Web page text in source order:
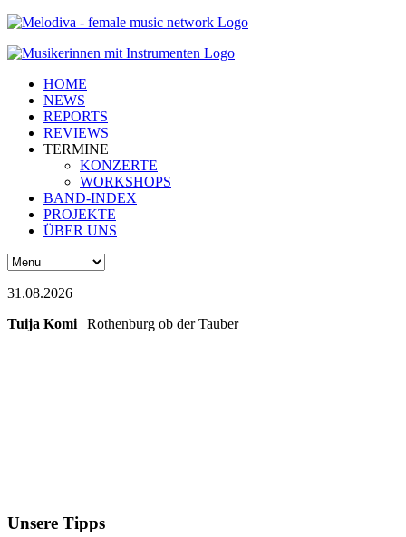
HOME
NEWS
REPORTS
REVIEWS
TERMINE
KONZERTE
WORKSHOPS
BAND-INDEX
PROJEKTE
ÜBER UNS
31.08.2026
Tuija Komi | Rothenburg ob der Tauber
Unsere Tipps